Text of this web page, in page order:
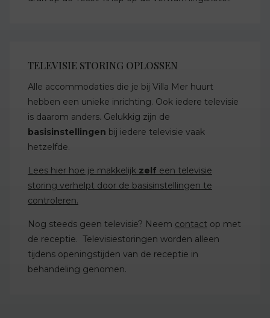
TELEVISIE STORING OPLOSSEN
Alle accommodaties die je bij Villa Mer huurt
hebben een unieke inrichting. Ook iedere televisie
is daarom anders. Gelukkig zijn de
basisinstellingen bij iedere televisie vaak
hetzelfde.
Lees hier hoe je makkelijk zelf een televisie
storing verhelpt door de basisinstellingen te
controleren.
Nog steeds geen televisie? Neem contact op met
de receptie. Televisiestoringen worden alleen
tijdens openingstijden van de receptie in
behandeling genomen.